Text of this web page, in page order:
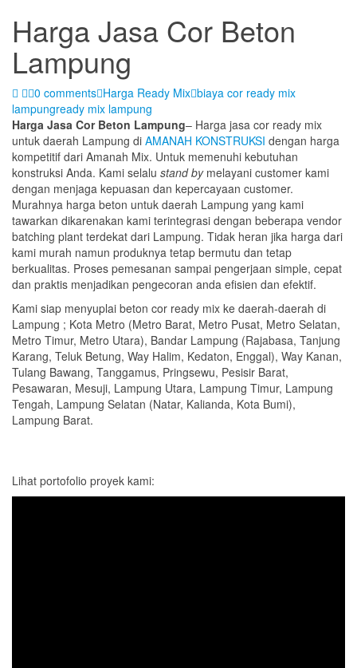
Harga Jasa Cor Beton
Lampung
0 comments Harga Ready Mix biaya cor ready mix
lampungready mix lampung
Harga Jasa Cor Beton Lampung– Harga jasa cor ready mix
untuk daerah Lampung di AMANAH KONSTRUKSI dengan harga
kompetitif dari Amanah Mix. Untuk memenuhi kebutuhan
konstruksi Anda. Kami selalu stand bymelayani customer kami
dengan menjaga kepuasan dan kepercayaan customer.
Murahnya harga beton untuk daerah Lampung yang kami
tawarkan dikarenakan kami terintegrasi dengan beberapa vendor
batching plant terdekat dari Lampung. Tidak heran jika harga dari
kami murah namun produknya tetap bermutu dan tetap
berkualitas. Proses pemesanan sampai pengerjaan simple, cepat
dan praktis menjadikan pengecoran anda efisien dan efektif.
Kami siap menyuplai beton cor ready mix ke daerah-daerah di
Lampung ; Kota Metro (Metro Barat, Metro Pusat, Metro Selatan,
Metro Timur, Metro Utara), Bandar Lampung (Rajabasa, Tanjung
Karang, Teluk Betung, Way Halim, Kedaton, Enggal), Way Kanan,
Tulang Bawang, Tanggamus, Pringsewu, Pesisir Barat,
Pesawaran, Mesuji, Lampung Utara, Lampung Timur, Lampung
Tengah, Lampung Selatan (Natar, Kalianda, Kota Bumi),
Lampung Barat.
Lihat portofolio proyek kami: